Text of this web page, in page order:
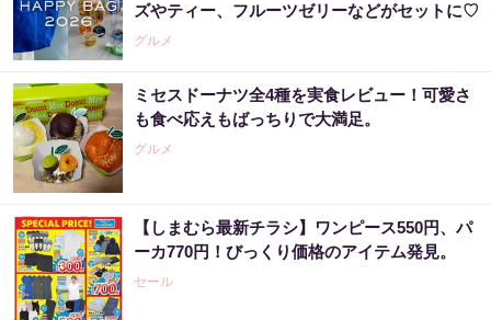
ズやティー、フルーツゼリーなどがセットに♡
グルメ
ミセスドーナツ全4種を実食レビュー！可愛さ
も食べ応えもばっちりで大満足。
グルメ
【しまむら最新チラシ】ワンピース550円、パ
ーカ770円！びっくり価格のアイテム発見。
セール